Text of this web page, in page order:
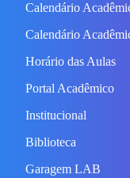
Calendário
Calendário
Horário das Aulas
Portal Acadêmico
Institucional
Biblioteca
Garagem LAB